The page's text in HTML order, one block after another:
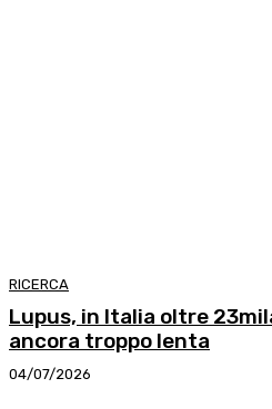
RICERCA
Lupus, in Italia oltre
ancora troppo lenta
04/07/2026